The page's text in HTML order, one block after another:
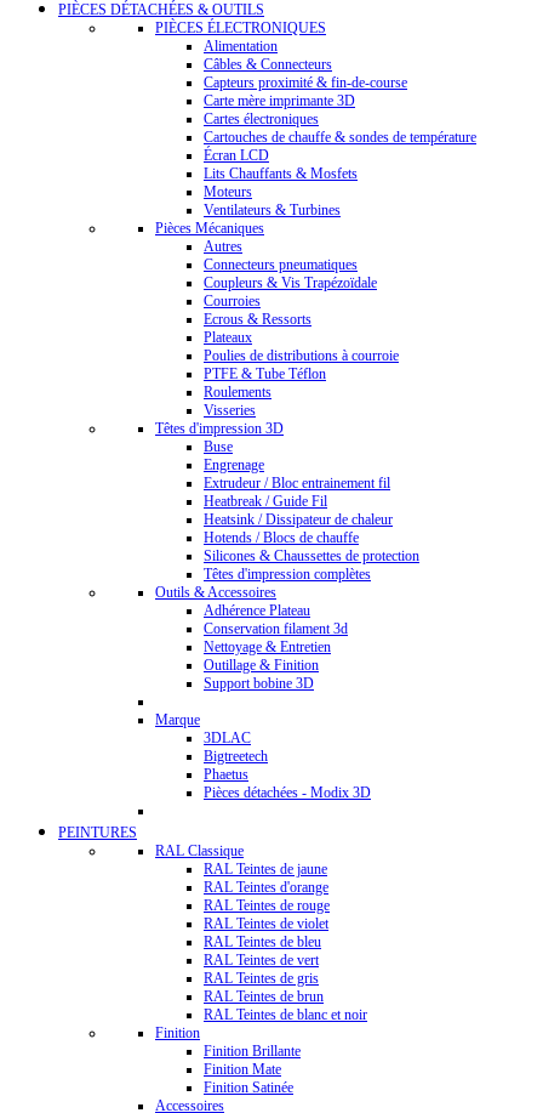
PIÈCES DÉTACHÉES & OUTILS
PIÈCES ÉLECTRONIQUES
Alimentation
Câbles & Connecteurs
Capteurs proximité & fin-de-course
Carte mère imprimante 3D
Cartes électroniques
Cartouches de chauffe & sondes de température
Écran LCD
Lits Chauffants & Mosfets
Moteurs
Ventilateurs & Turbines
Pièces Mécaniques
Autres
Connecteurs pneumatiques
Coupleurs & Vis Trapézoïdale
Courroies
Ecrous & Ressorts
Plateaux
Poulies de distributions à courroie
PTFE & Tube Téflon
Roulements
Visseries
Têtes d'impression 3D
Buse
Engrenage
Extrudeur / Bloc entrainement fil
Heatbreak / Guide Fil
Heatsink / Dissipateur de chaleur
Hotends / Blocs de chauffe
Silicones & Chaussettes de protection
Têtes d'impression complètes
Outils & Accessoires
Adhérence Plateau
Conservation filament 3d
Nettoyage & Entretien
Outillage & Finition
Support bobine 3D
Marque
3DLAC
Bigtreetech
Phaetus
Pièces détachées - Modix 3D
PEINTURES
RAL Classique
RAL Teintes de jaune
RAL Teintes d'orange
RAL Teintes de rouge
RAL Teintes de violet
RAL Teintes de bleu
RAL Teintes de vert
RAL Teintes de gris
RAL Teintes de brun
RAL Teintes de blanc et noir
Finition
Finition Brillante
Finition Mate
Finition Satinée
Accessoires